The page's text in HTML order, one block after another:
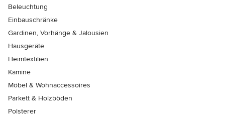
Beleuchtung
Einbauschränke
Gardinen, Vorhänge & Jalousien
Hausgeräte
Heimtextilien
Kamine
Möbel & Wohnaccessoires
Parkett & Holzböden
Polsterer